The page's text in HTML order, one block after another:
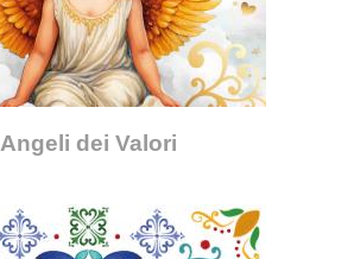
Angeli dei Valori